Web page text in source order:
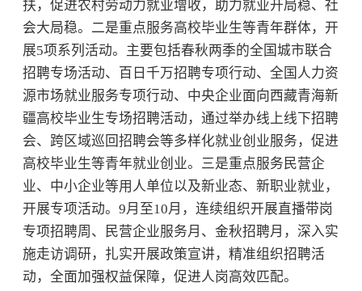
扶，促进农村劳动力就业增收，助力就业开局稳、社
会大局稳。二是重点服务高校毕业生等青年群体，开
展5项系列活动。主要包括春秋两季的全国城市联合
招聘专场活动、百日千万招聘专项行动、全国人力资
源市场就业服务专项行动、中央企业面向西藏青海新
疆高校毕业生专场招聘活动，通过举办线上线下招聘
会、跨区域巡回招聘会等多样化就业创业服务，促进
高校毕业生等青年就业创业。三是重点服务民营企
业、中小企业等用人单位以及新业态、新职业就业，
开展专项活动。9月至10月，连续组织开展直播带岗
专项招聘周、民营企业服务月、金秋招聘月，深入实
施走访调研，扎实开展政策宣讲，精准组织招聘活
动，全面加强权益保障，促进人岗高效匹配。